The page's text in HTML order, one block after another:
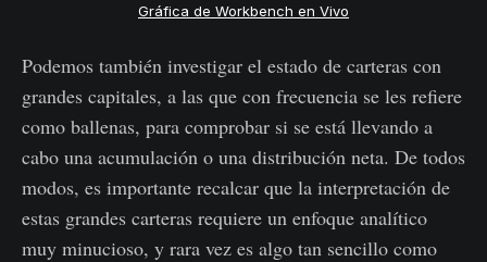
Gráfica de Workbench en Vivo
Podemos también investigar el estado de carteras con
grandes capitales, a las que con frecuencia se les refiere
como ballenas, para comprobar si se está llevando a
cabo una acumulación o una distribución neta. De todos
modos, es importante recalcar que la interpretación de
estas grandes carteras requiere un enfoque analítico
muy minucioso, y rara vez es algo tan sencillo como